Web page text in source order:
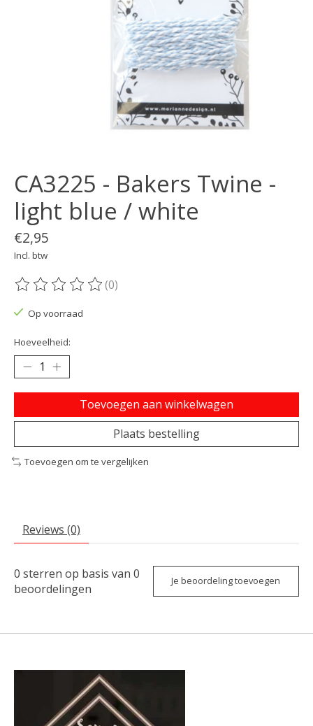
CA3225 - Bakers Twine -
light blue / white
€2,95
Incl. btw
De beoordeling van dit product is
(0)
Op voorraad
Hoeveelheid:
Toevoegen aan winkelwagen
Plaats bestelling
Toevoegen om te vergelijken
Reviews (0)
0 sterren op basis van 0
beoordelingen
Je beoordeling toevoegen